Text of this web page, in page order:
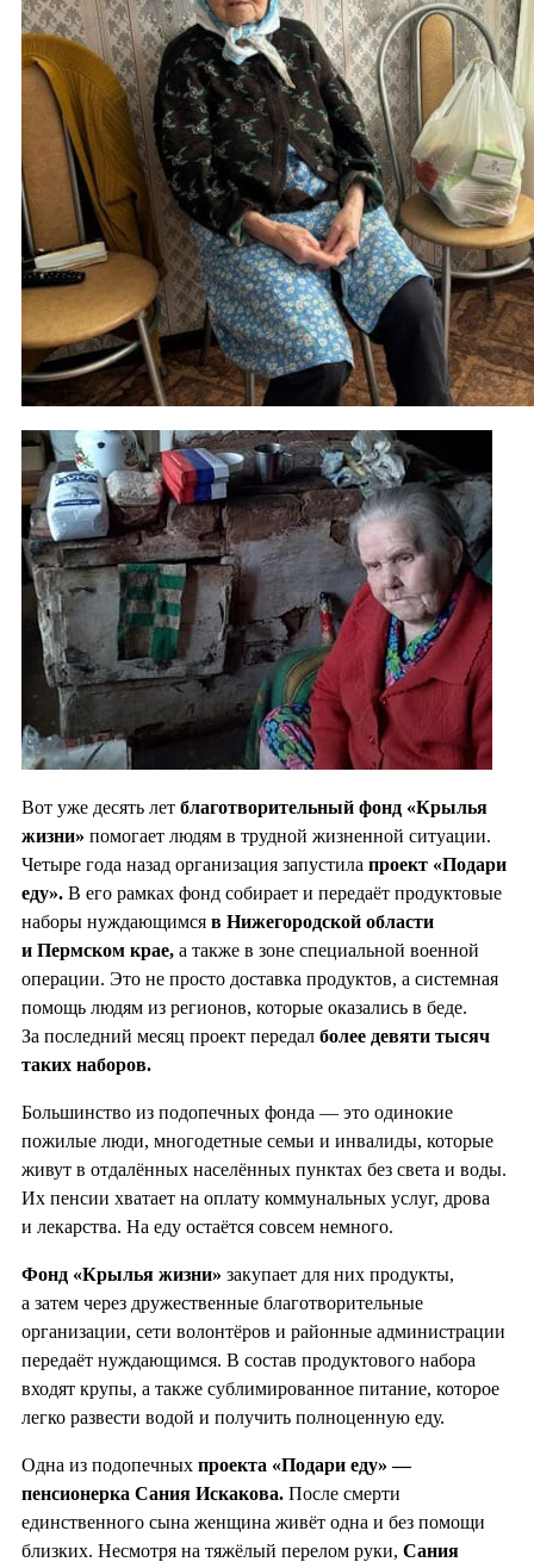
Вот уже десять лет благотворительный фонд «Крылья
жизни» помогает людям в трудной жизненной ситуации.
Четыре года назад организация запустила проект «Подари
еду». В его рамках фонд собирает и передаёт продуктовые
наборы нуждающимся в Нижегородской области
и Пермском крае, а также в зоне специальной военной
операции. Это не просто доставка продуктов, а системная
помощь людям из регионов, которые оказались в беде.
За последний месяц проект передал более девяти тысяч
таких наборов.
Большинство из подопечных фонда — это одинокие
пожилые люди, многодетные семьи и инвалиды, которые
живут в отдалённых населённых пунктах без света и воды.
Их пенсии хватает на оплату коммунальных услуг, дрова
и лекарства. На еду остаётся совсем немного.
Фонд «Крылья жизни» закупает для них продукты,
а затем через дружественные благотворительные
организации, сети волонтёров и районные администрации
передаёт нуждающимся. В состав продуктового набора
входят крупы, а также сублимированное питание, которое
легко развести водой и получить полноценную еду.
Одна из подопечных проекта «Подари еду» —
пенсионерка Сания Искакова. После смерти
единственного сына женщина живёт одна и без помощи
близких. Несмотря на тяжёлый перелом руки, Сания